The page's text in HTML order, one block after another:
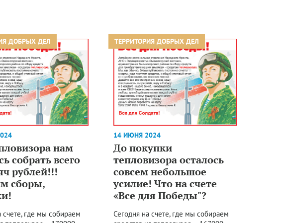
ДОБРЫХ ДЕЛ
нам
собрать всего
рублей!!!
сборы,
счете, где мы собираем
ТЕРРИТОРИЯ ДОБРЫХ ДЕЛ
14 ИЮНЯ 2024
До покупки
тепловизора осталось
совсем небольшое
усилие! Что на счете
«Все для Победы"?
Сегодня на счете, где мы собираем